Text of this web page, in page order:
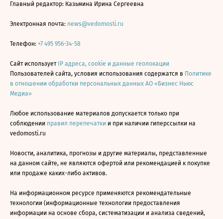
Главный редактор: Казьмина Ирина Сергеевна
Электронная почта: news@vedomosti.ru
Телефон: +7 495 956-34-58
Сайт использует IP адреса, cookie и данные геолокации
Пользователей сайта, условия использования содержатся в Политике
в отношении обработки персональных данных АО «Бизнес Ньюс
Медиа»
Любое использование материалов допускается только при
соблюдении правил перепечатки и при наличии гиперссылки на
vedomosti.ru
Новости, аналитика, прогнозы и другие материалы, представленные
на данном сайте, не являются офертой или рекомендацией к покупке
или продаже каких-либо активов.
На информационном ресурсе применяются рекомендательные
технологии (информационные технологии предоставления
информации на основе сбора, систематизации и анализа сведений,